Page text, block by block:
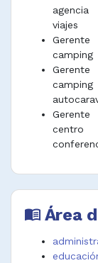
viajes
camping
menu_book Área